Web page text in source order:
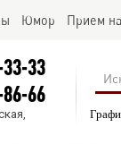
Юмор Прием
33
66